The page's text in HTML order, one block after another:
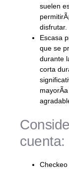
suelen
disfrutar.
Escasa
que se
durante
corta
cuenta: